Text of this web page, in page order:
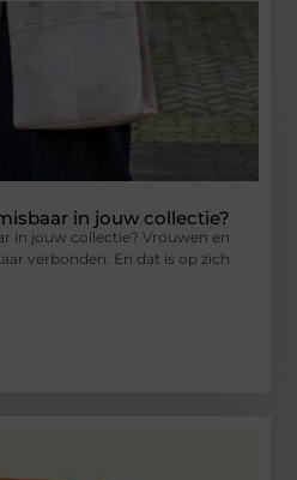
in jouw collectie?
in jouw collectie? Vrouwen en
verbonden. En dat is op zich